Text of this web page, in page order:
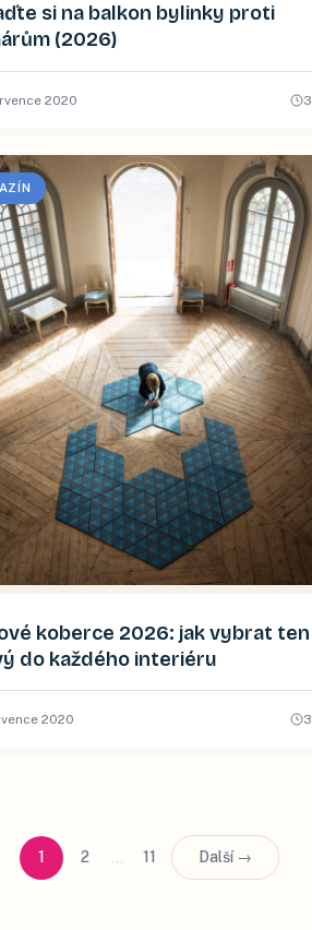
si na balkon bylinky proti
(2026)
2020 3
koberce 2026: jak vybrat ten
do každého interiéru
2020 3
1 2 … 11 Další →